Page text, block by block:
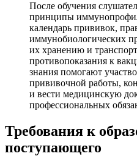
После обучения
принципы
календарь прививок,
иммунобиологических
их хранению и
противопоказания к
знания помогают
прививочной работы,
и вести медицинскую
профессиональных
Требования к
поступающего